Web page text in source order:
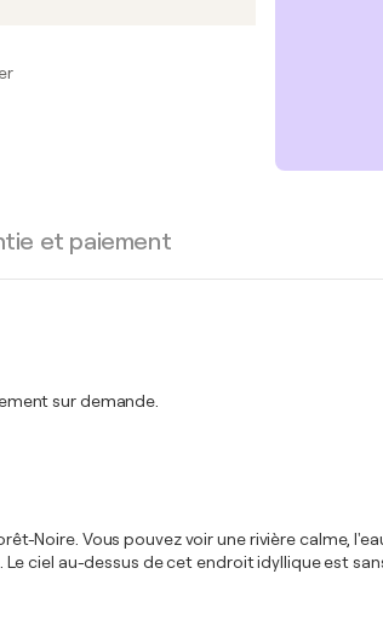
et paiement
sur demande.
Noire. Vous pouvez voir une rivière calme,
ciel au-dessus de cet endroit idyllique est